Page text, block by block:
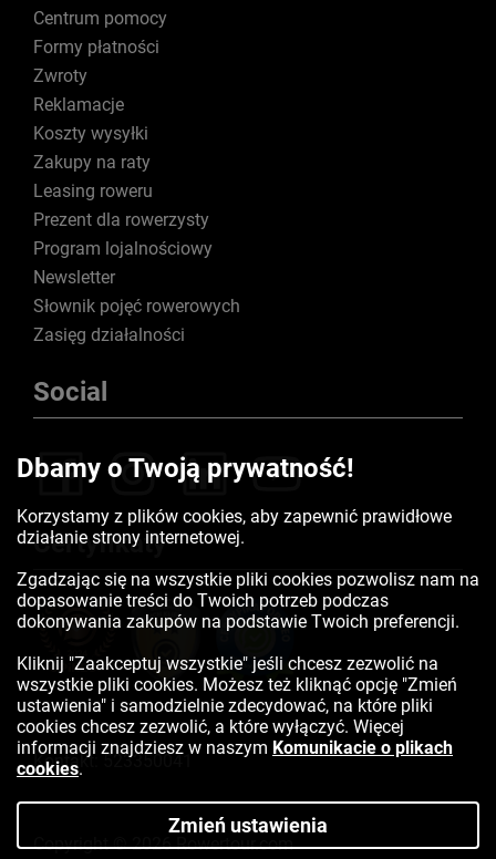
Centrum pomocy
Formy płatności
Zwroty
Reklamacje
Koszty wysyłki
Zakupy na raty
Leasing roweru
Prezent dla rowerzysty
Program lojalnościowy
Newsletter
Słownik pojęć rowerowych
Zasięg działalności
Social
Certyfikaty
Kontakt:523350041
Copyright © 2026 Rowertour.com
Dbamy o Twoją prywatność!
Korzystamy z plików cookies, aby zapewnić prawidłowe
działanie strony internetowej.
Zgadzając się na wszystkie pliki cookies pozwolisz nam na
dopasowanie treści do Twoich potrzeb podczas
dokonywania zakupów na podstawie Twoich preferencji.
Kliknij "Zaakceptuj wszystkie" jeśli chcesz zezwolić na
wszystkie pliki cookies. Możesz też kliknąć opcję "Zmień
ustawienia" i samodzielnie zdecydować, na które pliki
cookies chcesz zezwolić, a które wyłączyć. Więcej
informacji znajdziesz w naszym Komunikacie o plikach
cookies.
Zmień ustawienia